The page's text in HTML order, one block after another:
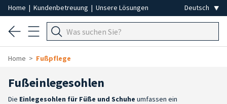
Home | Kundenbetreuung | Unsere Lösungen
Home Fußpflege
Fußeinlegesohlen
Die Einlegesohlen für Füße und Schuhe umfassen ein